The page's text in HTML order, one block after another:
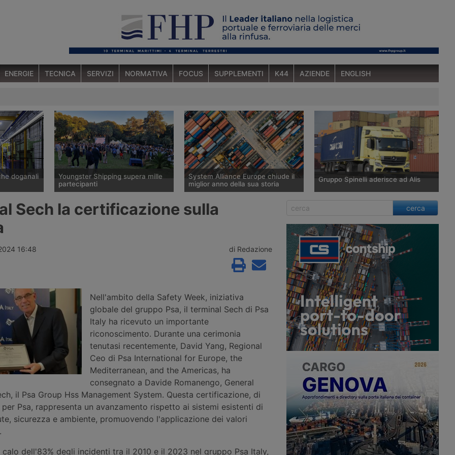
ENERGIE TECNICA SERVIZI NORMATIVA FOCUS SUPPLEMENTI K44 AZIENDE ENGLISH
doganali
di
con
le
Youngster Shipping supera mille
partecipanti
organizzato a giugno 2026 dal
System Alliance Europe chiude il
miglior anno della sua storia
supera i 3,5 milioni di spedizioni nel
Sogedim SpA, partner italiano della
rete, rafforza il proprio ruolo con
nuove acquisizioni nel Centro Italia e
un’espansione verso il Project
Gruppo Spinelli aderisce ad Alis
Il Gruppo Spinelli, con sede principale
nel porto di Genova, entra in Alis.
propria rete nella logistica integrata,
nel trasporto merci e nelle attività
terminalistiche portuali attraverso una
realtà storica del settore.
Sech la certificazione sulla
16:48 di Redazione
Nell'ambito della Safety Week, iniziativa
globale del gruppo Psa, il terminal Sech di Psa
Italy ha ricevuto un importante
riconoscimento. Durante una cerimonia
tenutasi recentemente, David Yang, Regional
Ceo di Psa International for Europe, the
Mediterranean, and the Americas, ha
consegnato a Davide Romanengo, General
il Psa Group Hss Management System. Questa certificazione, di
Psa, rappresenta un avanzamento rispetto ai sistemi esistenti di
sicurezza e ambiente, promuovendo l'applicazione dei valori
dell'83% degli incidenti tra il 2010 e il 2023 nel gruppo Psa Italy,
cerca